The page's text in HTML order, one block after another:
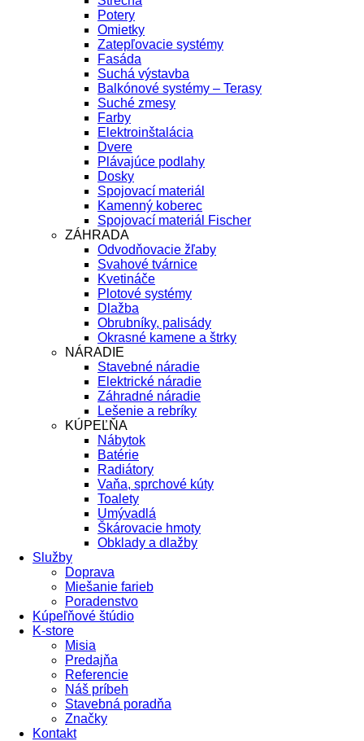
Potery
Omietky
Zatepľovacie systémy
Fasáda
Suchá výstavba
Balkónové systémy – Terasy
Suché zmesy
Farby
Elektroinštalácia
Dvere
Plávajúce podlahy
Dosky
Spojovací materiál
Kamenný koberec
Spojovací materiál Fischer
ZÁHRADA
Odvodňovacie žľaby
Svahové tvárnice
Kvetináče
Plotové systémy
Dlažba
Obrubníky, palisády
Okrasné kamene a štrky
NÁRADIE
Stavebné náradie
Elektrické náradie
Záhradné náradie
Lešenie a rebríky
KÚPEĽŇA
Nábytok
Batérie
Radiátory
Vaňa, sprchové kúty
Toalety
Umývadlá
Škárovacie hmoty
Obklady a dlažby
Služby
Doprava
Miešanie farieb
Poradenstvo
Kúpeľňové štúdio
K-store
Misia
Predajňa
Referencie
Náš príbeh
Stavebná poradňa
Značky
Kontakt